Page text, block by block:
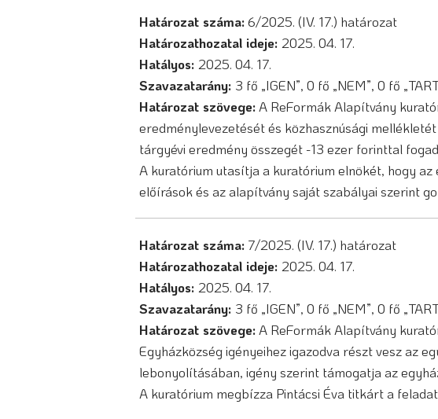
Határozat száma:6/2025. (IV. 17.) határozat
Határozathozatal ideje: 2025. 04. 17.
Hatályos: 2025. 04. 17.
Szavazatarány: 3 fő „IGEN”, 0 fő „NEM”, 0 fő
Határozat szövege: A ReFormák Alapítvány
eredménylevezetését és közhasznúsági
tárgyévi eredmény összegét -13 ezer forinttal
A kuratórium utasítja a kuratórium elnökét, hogy
előírások és az alapítvány saját szabályai szerint
Határozat száma: 7/2025. (IV. 17.) határozat
Határozathozatal ideje: 2025. 04. 17.
Hatályos: 2025. 04. 17.
Szavazatarány: 3 fő „IGEN”, 0 fő „NEM”, 0 fő
Határozat szövege: A ReFormák Alapítvány
Egyházközség igényeihez igazodva részt vesz az
lebonyolításában, igény szerint támogatja az
A kuratórium megbízza Pintácsi Éva titkárt a